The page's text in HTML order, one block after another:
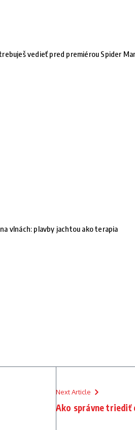
vedieť pred premiérou Spider
vlnách: plavby jachtou ako terapia
Next Article
Ako správne triediť